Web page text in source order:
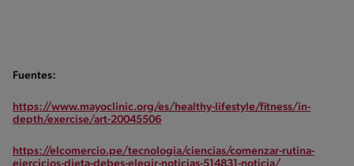
Fuentes:
https://www.mayoclinic.org/es/healthy-lifestyle/fitness/in-
depth/exercise/art-20045506
https://elcomercio.pe/tecnologia/ciencias/comenzar-rutina-